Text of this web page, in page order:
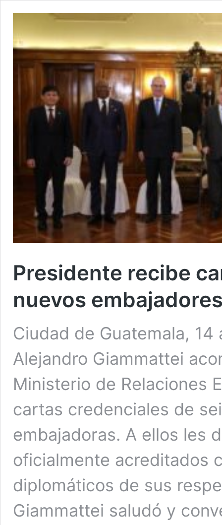
Presidente recibe
nuevos
Ciudad de Guatemala,
Alejandro Giammattei
Ministerio de Relaciones
cartas credenciales de
embajadoras. A ellos les
oficialmente acreditados
diplomáticos de sus
Giammattei saludó y